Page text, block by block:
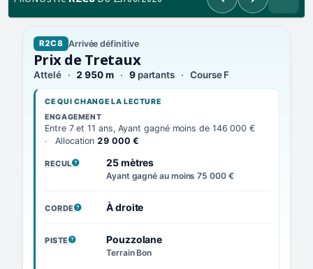
PrécédentSuivant
R2C8 Arrivée définitive
Prix de Tretaux
Attelé 2 950 m 9partants Course F
CE QUI CHANGE LA LECTURE
ENGAGEMENT
Entre 7 et 11 ans, Ayant gagné moins de 146 000 €
Allocation 29 000 €
RECUL
, VOIR LA DÉFINITION25 mètres
Ayant gagné au moins 75 000 €
CORDE
, VOIR LA DÉFINITION
À droite
PISTE
, VOIR LA DÉFINITIONPouzzolane
Terrain Bon